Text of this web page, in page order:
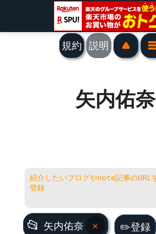
規約 説明
矢内佑奈
📂
矢内佑奈
× ✏️登録